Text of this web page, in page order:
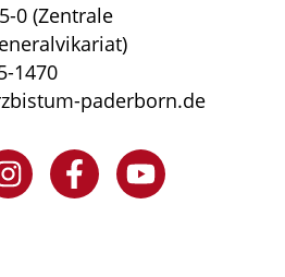
0 (Zentrale
1470
paderborn.de